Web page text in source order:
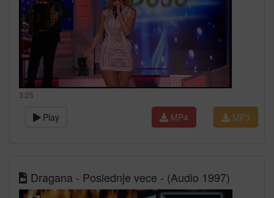
3:25
Play MP3
MP4
Dragana - Poslednje vece - (Audio 1997)